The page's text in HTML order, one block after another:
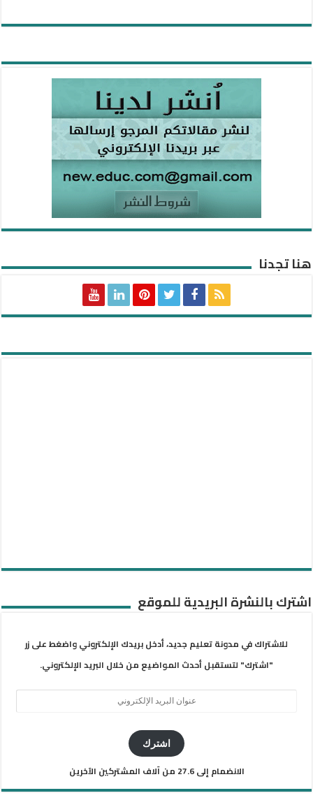
هنا تجدنا
اشترك بالنشرة البريدية للموقع
للاشتراك في مدونة تعليم جديد، أدخل بريدك الإلكتروني واضغط على زر
"اشترك" لتستقبل أحدث المواضيع من خلال البريد الإلكتروني.
اشترك
الانضمام إلى 27.6 من آلاف المشتركين الآخرين